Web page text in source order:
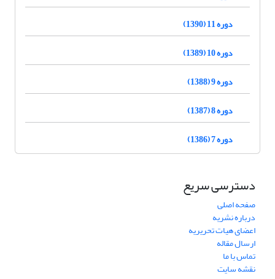
دوره 11 (1390)
دوره 10 (1389)
دوره 9 (1388)
دوره 8 (1387)
دوره 7 (1386)
دسترسی سریع
صفحه اصلی
درباره نشریه
اعضای هیات تحریریه
ارسال مقاله
تماس با ما
نقشه سایت